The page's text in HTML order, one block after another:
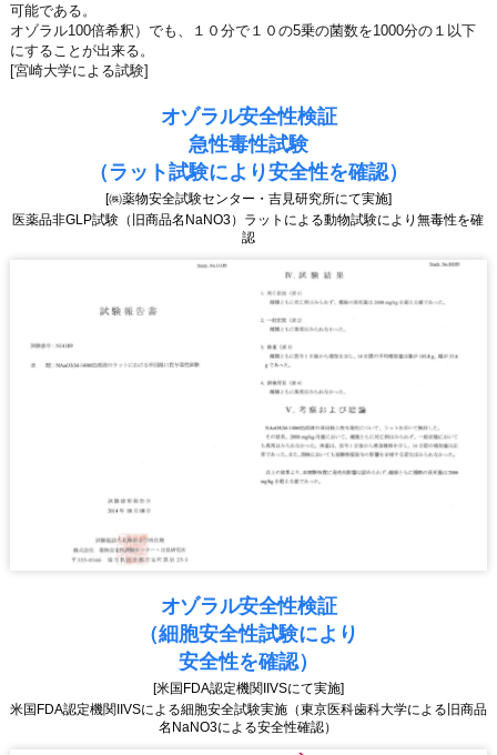
可能である。
オゾラル100倍希釈）でも、１０分で１０の5乗の菌数を1000分の１以下
にすることが出来る。
[宮崎大学による試験]
オゾラル安全性検証
急性毒性試験
（ラット試験により安全性を確認）
[㈱薬物安全試験センター・吉見研究所にて実施]
医薬品非GLP試験（旧商品名NaNO3）ラットによる動物試験により無毒性を確
認
オゾラル安全性検証
（細胞安全性試験により
安全性を確認）
[米国FDA認定機関IIVSにて実施]
米国FDA認定機関IIVSによる細胞安全試験実施（東京医科歯科大学による旧商品
名NaNO3による安全性確認）